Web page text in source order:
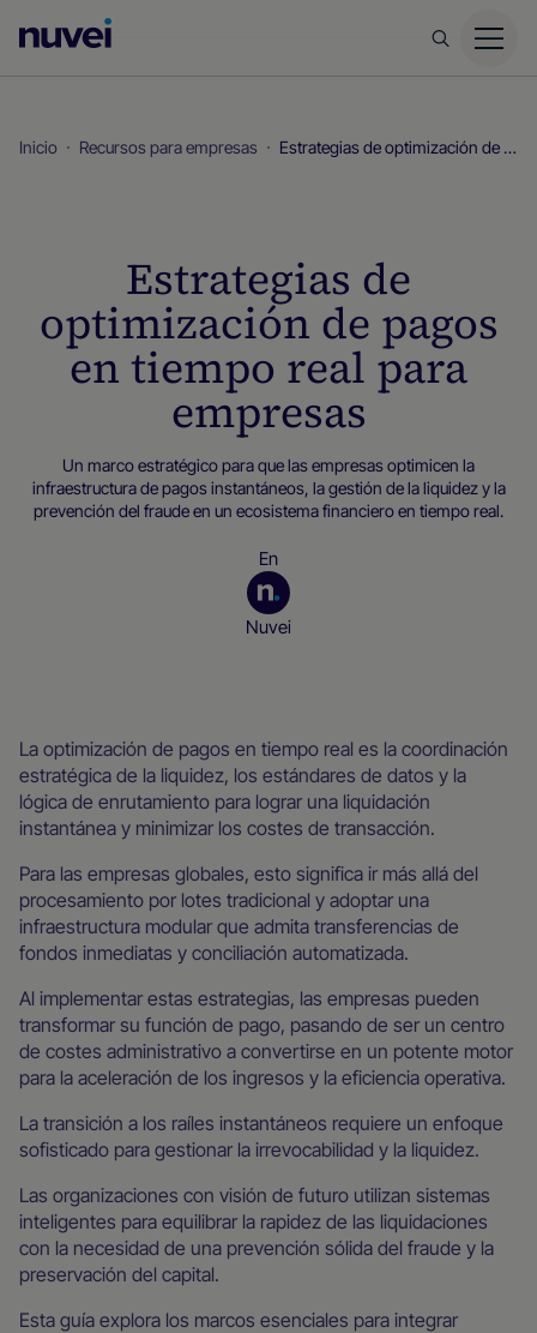
principal
Inicio Recursos para empresas Estrategias de optimización de pagos en tiempo real para empresas
Estrategias de
optimización de pagos
en tiempo real para
empresas
Un marco estratégico para que las empresas optimicen la
infraestructura de pagos instantáneos, la gestión de la liquidez y la
prevención del fraude en un ecosistema financiero en tiempo real.
En
Nuvei
La optimización de pagos en tiempo real es la coordinación
estratégica de la liquidez, los estándares de datos y la
lógica de enrutamiento para lograr una liquidación
instantánea y minimizar los costes de transacción.
Para las empresas globales, esto significa ir más allá del
procesamiento por lotes tradicional y adoptar una
infraestructura modular que admita transferencias de
fondos inmediatas y conciliación automatizada.
Al implementar estas estrategias, las empresas pueden
transformar su función de pago, pasando de ser un centro
de costes administrativo a convertirse en un potente motor
para la aceleración de los ingresos y la eficiencia operativa.
La transición a los raíles instantáneos requiere un enfoque
sofisticado para gestionar la irrevocabilidad y la liquidez.
Las organizaciones con visión de futuro utilizan sistemas
inteligentes para equilibrar la rapidez de las liquidaciones
con la necesidad de una prevención sólida del fraude y la
preservación del capital.
Esta guía explora los marcos esenciales para integrar